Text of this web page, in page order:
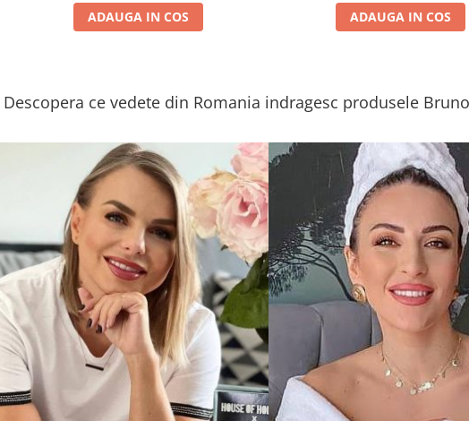
ADAUGA IN COS ADAUGA IN COS
Descopera ce vedete din Romania indragesc produsele